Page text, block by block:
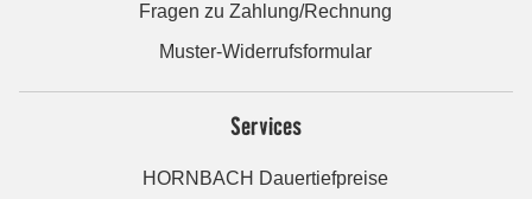
Fragen zu Zahlung/Rechnung
Muster-Widerrufsformular
Services
HORNBACH Dauertiefpreise